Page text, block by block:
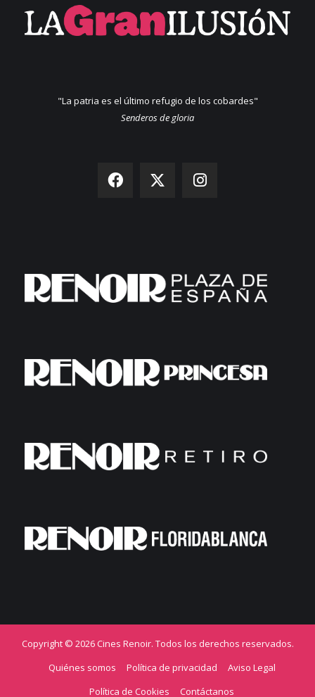
"La patria es el último refugio de los cobardes"
Senderos de gloria
Copyright © 2026 Cines Renoir. Todos los derechos reservados.
Quiénes somos
Política de privacidad
Aviso Legal
Política de Cookies
Contáctanos